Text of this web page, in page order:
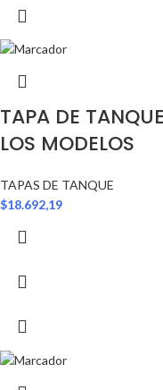
TAPA DE
LOS MODELOS
TAPAS DE TANQUE
$18.692,19